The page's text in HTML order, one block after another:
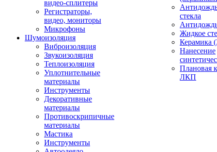
видео-сплитеры
Регистраторы,
видео, мониторы
Микрофоны
Шумоизоляция
Виброизоляция
Звукоизоляция
Теплоизоляция
Уплотнительные
материалы
Инструменты
Декоративные
материалы
Противоскрипичные
материалы
Мастика
Инструменты
стекла
Жидкое
Керамика
Нанесение
Плановая
ЛКП